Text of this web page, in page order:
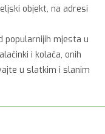
objekt, na adresi
popularnijih mjesta u
i kolača, onih
u slatkim i slanim